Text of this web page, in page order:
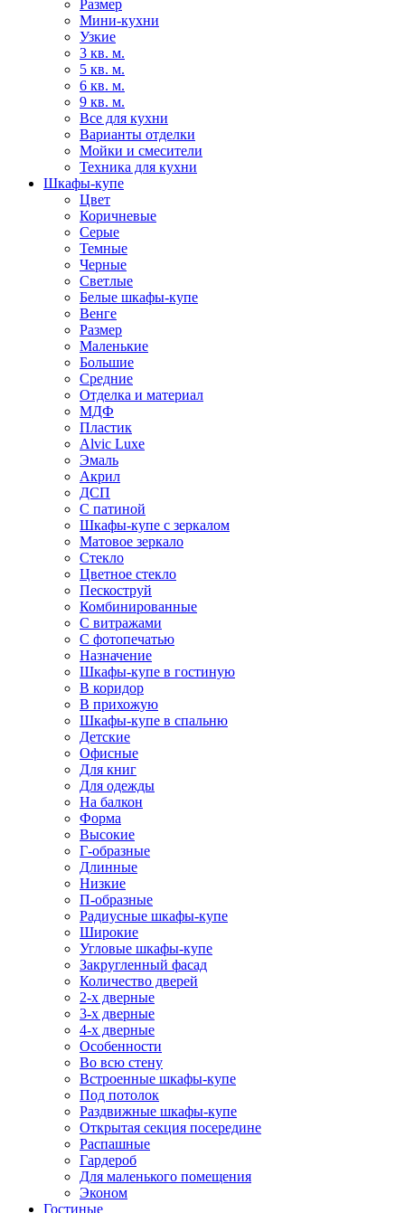
Размер
Мини-кухни
Узкие
3 кв. м.
5 кв. м.
6 кв. м.
9 кв. м.
Все для кухни
Варианты отделки
Мойки и смесители
Техника для кухни
Шкафы-купе
Цвет
Коричневые
Серые
Темные
Черные
Светлые
Белые шкафы-купе
Венге
Размер
Маленькие
Большие
Средние
Отделка и материал
МДФ
Пластик
Alvic Luxe
Эмаль
Акрил
ДСП
С патиной
Шкафы-купе с зеркалом
Матовое зеркало
Стекло
Цветное стекло
Пескоструй
Комбинированные
С витражами
С фотопечатью
Назначение
Шкафы-купе в гостиную
В коридор
В прихожую
Шкафы-купе в спальню
Детские
Офисные
Для книг
Для одежды
На балкон
Форма
Высокие
Г-образные
Длинные
Низкие
П-образные
Радиусные шкафы-купе
Широкие
Угловые шкафы-купе
Закругленный фасад
Количество дверей
2-х дверные
3-х дверные
4-х дверные
Особенности
Во всю стену
Встроенные шкафы-купе
Под потолок
Раздвижные шкафы-купе
Открытая секция посередине
Распашные
Гардероб
Для маленького помещения
Эконом
Гостиные